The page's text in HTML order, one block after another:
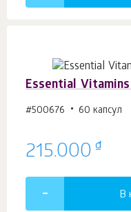
Essential
#500676 60 капсул
215.000 ₫
В